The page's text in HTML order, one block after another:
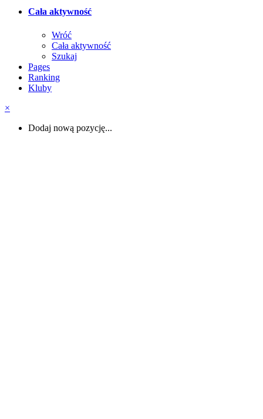
Cała aktywność
Wróć
Cała aktywność
Szukaj
Pages
Ranking
Kluby
×
Dodaj nową pozycję...